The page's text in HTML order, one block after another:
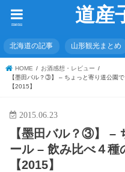
道産
menu
北海道の記事 山形観光まとめ
HOME
お酒感想・レビュー
【墨田バル？③】 – ちょっと寄り道公園
【2015】
2015.06.23
【墨田バル？③】 –
ール – 飲み比べ４種
【2015】